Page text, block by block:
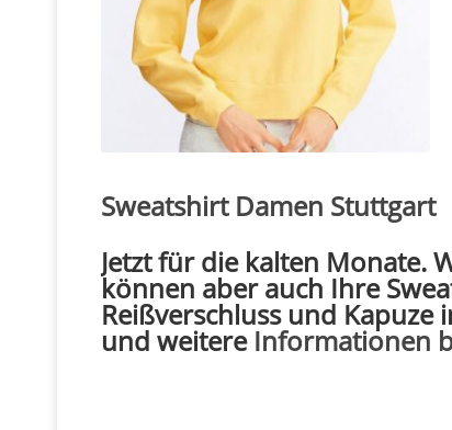
Sweatshirt Damen Stuttgart
Jetzt für die kalten Monate.
können aber auch Ihre
Reißverschluss und Kapuze
und weitere Informationen